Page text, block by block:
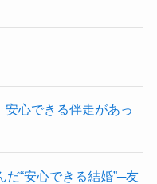
安心できる伴走があっ
だ“安心できる結婚”─友